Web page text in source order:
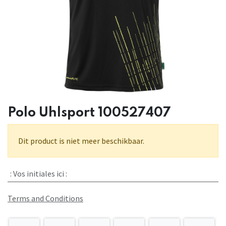
Polo Uhlsport 100527407
Dit product is niet meer beschikbaar.
: Vos initiales ici :
Terms and Conditions